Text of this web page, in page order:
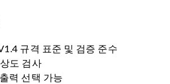
규격 표준 및 검증 준수
도 검사
력 선택 가능